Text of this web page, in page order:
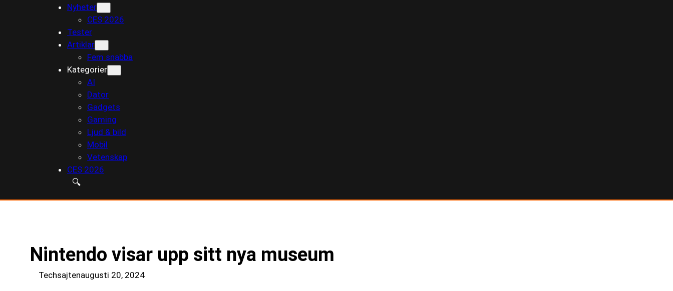
Nyheter
CES 2026
Tester
Artiklar
Fem snabba
Kategorier
AI
Dator
Gadgets
Gaming
Ljud & bild
Mobil
Vetenskap
CES 2026
🔍
Nintendo visar upp sitt nya museum
Techsajtenaugusti 20, 2024